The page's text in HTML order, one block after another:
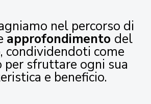
nel percorso di
approfondimento del
condividendoti come
per sfruttare ogni sua
e beneficio.